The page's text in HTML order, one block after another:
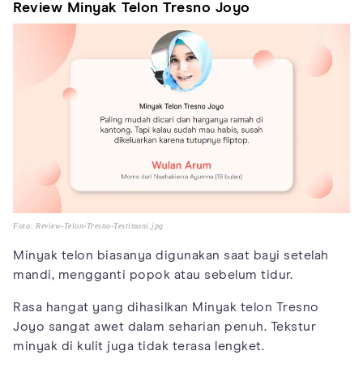
Review Minyak Telon Tresno Joyo
Foto: Review-Telon-Tresno-Testimoni.jpg
Minyak telon biasanya digunakan saat bayi setelah
mandi, mengganti popok atau sebelum tidur.
Rasa hangat yang dihasilkan Minyak telon Tresno
Joyo sangat awet dalam seharian penuh. Tekstur
minyak di kulit juga tidak terasa lengket.